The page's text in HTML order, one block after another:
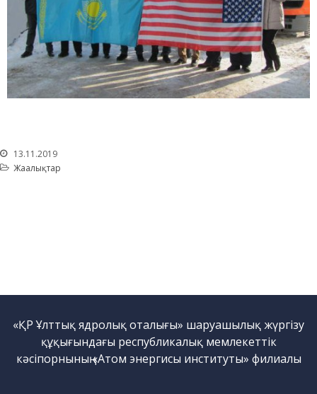
Радиациялық бақылау
Қатерсіздендіру
Сәулет, қала құрылысы
және құрылыс
саласындағы қызмет
13.11.2019
Жаңалықтар
«ҚР Ұлттық ядролық оталығы» шаруашылық жүргізу
құқығындағы республикалық мемлекеттік
кәсіпорнының «Атом энергисы институты» филиалы